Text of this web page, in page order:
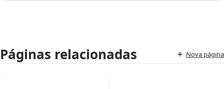
Páginas relacionadas Nova página